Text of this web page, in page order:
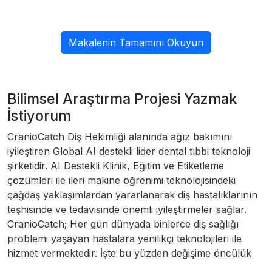
Makalenin Tamamını Okuyun
Bilimsel Araştırma Projesi Yazmak
İstiyorum
CranioCatch Diş Hekimliği alanında ağız bakımını
iyileştiren Global AI destekli lider dental tıbbi teknoloji
şirketidir. AI Destekli Klinik, Eğitim ve Etiketleme
çözümleri ile ileri makine öğrenimi teknolojisindeki
çağdaş yaklaşımlardan yararlanarak diş hastalıklarının
teşhisinde ve tedavisinde önemli iyileştirmeler sağlar.
CranioCatch; Her gün dünyada binlerce diş sağlığı
problemi yaşayan hastalara yenilikçi teknolojileri ile
hizmet vermektedir. İşte bu yüzden değişime öncülük